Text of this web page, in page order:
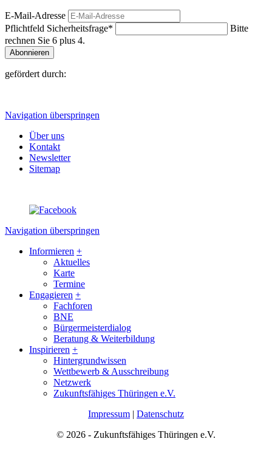
E-Mail-Adresse
Pflichtfeld Sicherheitsfrage*
Bitte
rechnen Sie 6 plus 4.
Abonnieren
gefördert durch:
Navigation überspringen
Über uns
Kontakt
Newsletter
Sitemap
Navigation überspringen
Informieren +
Aktuelles
Karte
Termine
Engagieren +
Fachforen
BNE
Bürgermeisterdialog
Beratung & Weiterbildung
Inspirieren +
Hintergrundwissen
Wettbewerb & Ausschreibung
Netzwerk
Zukunftsfähiges Thüringen e.V.
Impressum | Datenschutz
© 2026 - Zukunftsfähiges Thüringen e.V.